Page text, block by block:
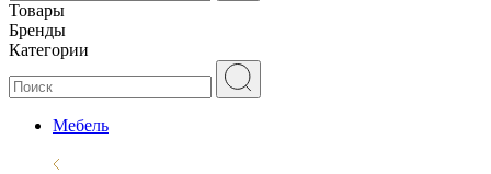
Товары
Бренды
Категории
Мебель